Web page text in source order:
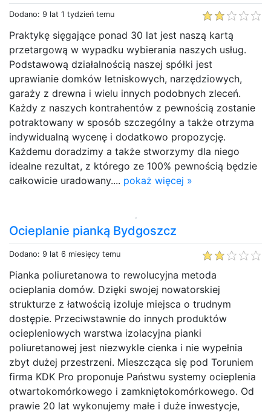
Dodano: 9 lat 1 tydzień temu
Praktykę sięgające ponad 30 lat jest naszą kartą
przetargową w wypadku wybierania naszych usług.
Podstawową działalnością naszej spółki jest
uprawianie domków letniskowych, narzędziowych,
garaży z drewna i wielu innych podobnych zleceń.
Każdy z naszych kontrahentów z pewnością zostanie
potraktowany w sposób szczególny a także otrzyma
indywidualną wycenę i dodatkowo propozycję.
Każdemu doradzimy a także stworzymy dla niego
idealne rezultat, z którego ze 100% pewnością będzie
całkowicie uradowany.... pokaż więcej »
Ocieplanie pianką Bydgoszcz
Dodano: 9 lat 6 miesięcy temu
Pianka poliuretanowa to rewolucyjna metoda
ocieplania domów. Dzięki swojej nowatorskiej
strukturze z łatwością izoluje miejsca o trudnym
dostępie. Przeciwstawnie do innych produktów
ociepleniowych warstwa izolacyjna pianki
poliuretanowej jest niezwykle cienka i nie wypełnia
zbyt dużej przestrzeni. Mieszcząca się pod Toruniem
firma KDK Pro proponuje Państwu systemy ocieplenia
otwartokomórkowego i zamkniętokomórkowego. Od
prawie 20 lat wykonujemy małe i duże inwestycje,